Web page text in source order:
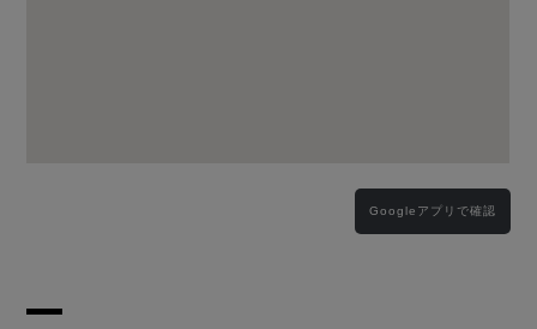
Googleアプリで確認